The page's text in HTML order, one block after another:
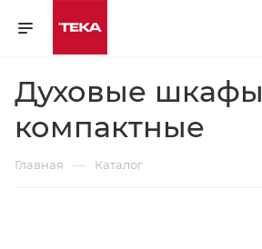
Духовые шкафы
компактные
Главная — Каталог